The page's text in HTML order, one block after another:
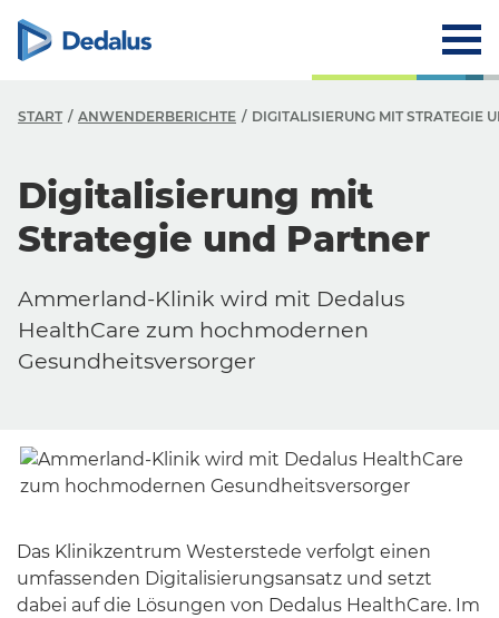
START ANWENDERBERICHTE DIGITALISIERUNG MIT STRATEGIE
Digitalisierung mit
Strategie und Partner
Ammerland-Klinik wird mit Dedalus
HealthCare zum hochmodernen
Gesundheitsversorger
Das Klinikzentrum Westerstede verfolgt einen
umfassenden Digitalisierungsansatz und setzt
dabei auf die Lösungen von Dedalus HealthCare. Im